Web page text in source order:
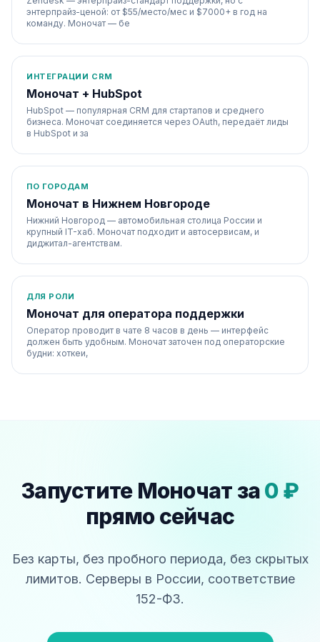
энтерпрайз-ценой: от $55/место/мес и $7000+ в год на
команду. Моночат — бе
ИНТЕГРАЦИИ CRM
Моночат + HubSpot
HubSpot — популярная CRM для стартапов и среднего
бизнеса. Моночат соединяется через OAuth, передаёт лиды
в HubSpot и за
ПО ГОРОДАМ
Моночат в Нижнем Новгороде
Нижний Новгород — автомобильная столица России и
крупный IT-хаб. Моночат подходит и автосервисам, и
диджитал-агентствам.
ДЛЯ РОЛИ
Моночат для оператора поддержки
Оператор проводит в чате 8 часов в день — интерфейс
должен быть удобным. Моночат заточен под операторские
будни: хоткеи,
Запустите Моночат за0 ₽
прямо сейчас
Без карты, без пробного периода, без скрытых
лимитов. Серверы в России, соответствие
152-ФЗ.